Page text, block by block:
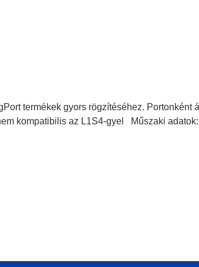
termékek gyors rögzítéséhez.
kompatibilis az L1S4-gyel Műszaki adatok: